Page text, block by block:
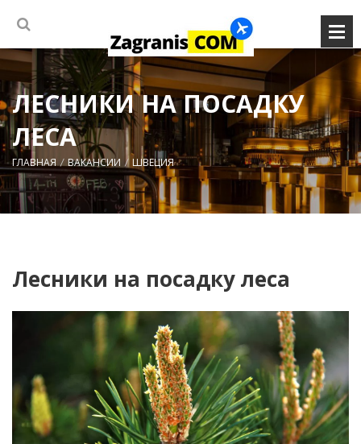
ЛЕСНИКИ НА ПОСАДКУ
ЛЕСА
ГЛАВНАЯ ВАКАНСИИ ШВЕЦИЯ
Лесники на посадку леса